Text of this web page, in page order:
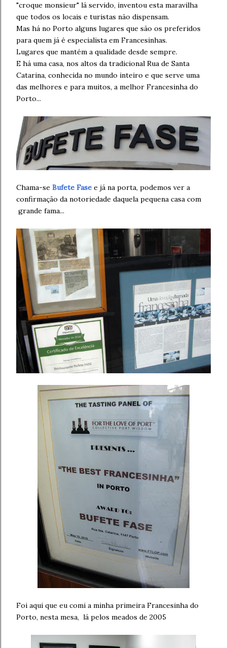
"croque monsieur" lá servido, inventou esta maravilha
que todos os locais e turistas não dispensam.
Mas há no Porto alguns lugares que são os preferidos
para quem já é especialista em Francesinhas.
Lugares que mantém a qualidade desde sempre.
E há uma casa, nos altos da tradicional Rua de Santa
Catarina, conhecida no mundo inteiro e que serve uma
das melhores e para muitos, a melhor Francesinha do
Porto...
Chama-se Bufete Fase e já na porta, podemos ver a
confirmação da notoriedade daquela pequena casa com
grande fama...
Foi aqui que eu comi a minha primeira Francesinha do
Porto, nesta mesa, lá pelos meados de 2005